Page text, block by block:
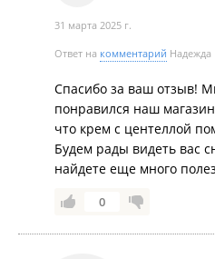
31 марта 2025 г.
Ответ на комментарий Надежда
Спасибо за ваш отзыв!
понравился наш
что крем с центеллой
Будем рады видеть вас
найдете еще много
0